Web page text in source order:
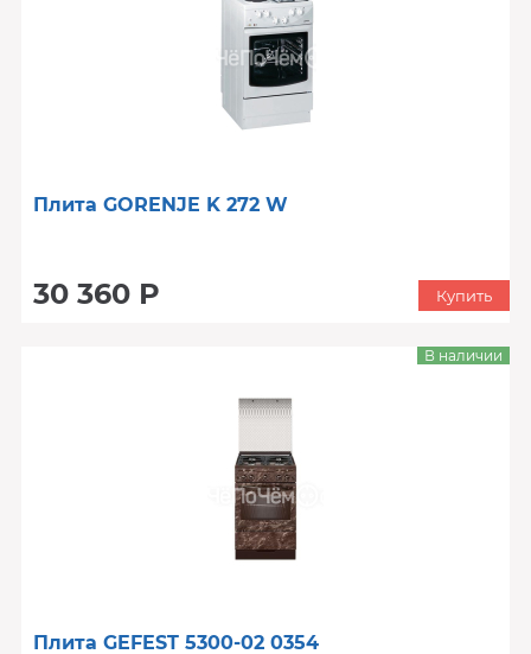
Плита GORENJE K 272 W
30 360 Р Купить
Плита GEFEST 5300-02 0354
В наличии